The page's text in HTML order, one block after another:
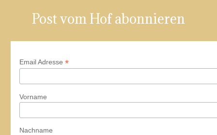
Post vom Hof abonnieren
Email Adresse*
Vorname
Nachname